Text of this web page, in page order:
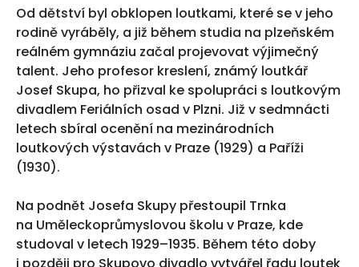
Od dětství byl obklopen loutkami, které se v jeho
rodině vyráběly, a již během studia na plzeňském
reálném gymnáziu začal projevovat výjimečný
talent. Jeho profesor kreslení, známý loutkář
Josef Skupa, ho přizval ke spolupráci s loutkovým
divadlem Feriálních osad v Plzni. Již v sedmnácti
letech sbíral ocenění na mezinárodních
loutkových výstavách v Praze (1929) a Paříži
(1930).
Na podnět Josefa Skupy přestoupil Trnka
na Uměleckoprůmyslovou školu v Praze, kde
studoval v letech 1929–1935. Během této doby